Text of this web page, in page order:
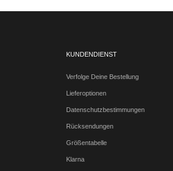
KUNDENDIENST
Verfolge Deine Bestellung
Lieferoptionen
Datenschutzbestimmungen
Rücksendungen
Größentabelle
Klarna